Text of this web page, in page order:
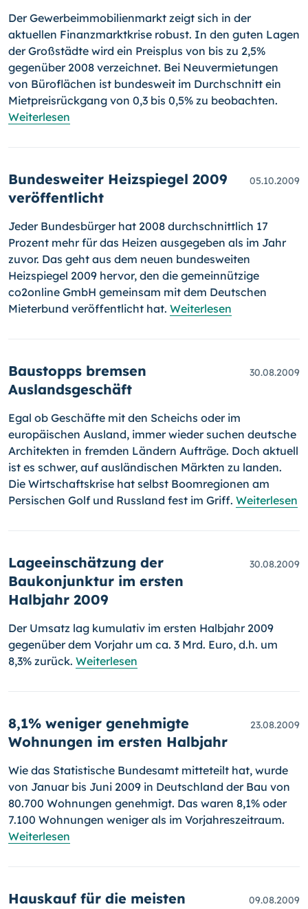
Der Gewerbeimmobilienmarkt zeigt sich in der
aktuellen Finanzmarktkrise robust. In den guten Lagen
der Großstädte wird ein Preisplus von bis zu 2,5%
gegenüber 2008 verzeichnet. Bei Neuvermietungen
von Büro­flä­chen ist bundesweit im Durchschnitt ein
Mietpreisrückgang von 0,3 bis 0,5% zu beobachten.
Weiterlesen
Bundesweiter Heizspiegel 2009
veröffentlicht
05.10.2009
Jeder Bundesbürger hat 2008 durchschnittlich 17
Prozent mehr für das Heizen ausgegeben als im Jahr
zuvor. Das geht aus dem neuen bun­des­weiten
Heizspiegel 2009 hervor, den die gemeinnützige
co2online GmbH gemeinsam mit dem Deutschen
Mieterbund veröffentlicht hat. Weiterlesen
Baustopps bremsen
Auslandsgeschäft
30.08.2009
Egal ob Geschäfte mit den Scheichs oder im
europäischen Ausland, immer wieder suchen deutsche
Architekten in fremden Ländern Auf­träge. Doch aktuell
ist es schwer, auf ausländischen Märkten zu landen.
Die Wirtschaftskrise hat selbst Boomregionen am
Persischen Golf und Russland fest im Griff. Weiterlesen
Lageeinschätzung der
Baukonjunktur im ersten
Halbjahr 2009
30.08.2009
Der Umsatz lag kumulativ im ersten Halbjahr 2009
gegenüber dem Vorjahr um ca. 3 Mrd. Euro, d.h. um
8,3% zurück. Weiterlesen
8,1% weniger genehmigte
Wohnungen im ersten Halbjahr
23.08.2009
Wie das Statistische Bundesamt mitteteilt hat, wurde
von Januar bis Juni 2009 in Deutschland der Bau von
80.700 Wohnungen genehmigt. Das waren 8,1% oder
7.100 Wohnungen weniger als im Vorjahreszeit­raum.
Weiterlesen
Hauskauf für die meisten
09.08.2009